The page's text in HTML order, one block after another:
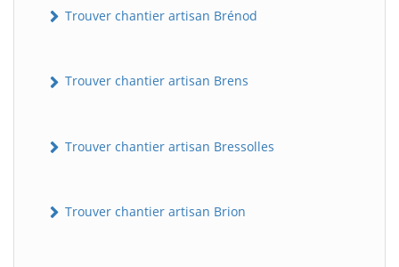
Trouver chantier artisan Brénod
Trouver chantier artisan Brens
Trouver chantier artisan Bressolles
Trouver chantier artisan Brion